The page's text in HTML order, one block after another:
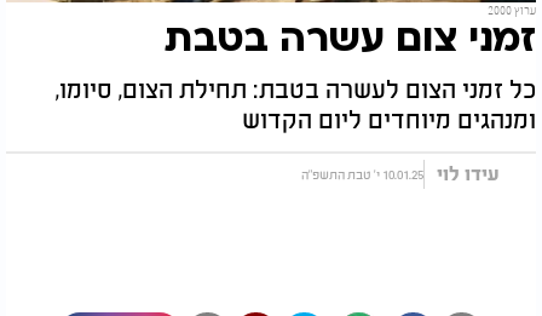
ערוץ 2000
זמני צום עשרה בטבת
כל זמני הצום לעשרה בטבת: תחילת הצום, סיומו,
ומנהגים מיוחדים ליום הקדוש
עידו לוי 10.01.25 י' טבת התשפ"ה